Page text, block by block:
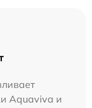
Aquaviva и